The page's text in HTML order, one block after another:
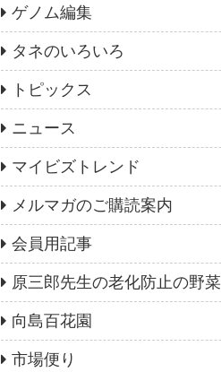
ゲノム編集
タネのいろいろ
トピックス
ニュース
マイビズトレンド
メルマガのご購読案内
会員用記事
原三郎先生の老化防止の野菜
向島百花園
市場便り